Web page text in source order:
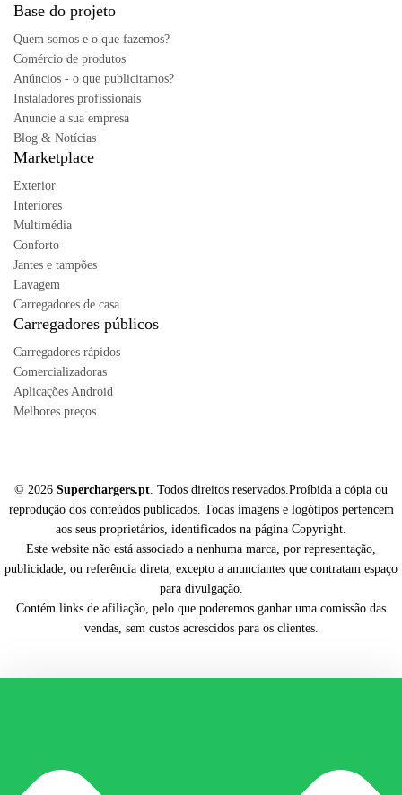
Base do projeto
Quem somos e o que fazemos?
Comércio de produtos
Anúncios - o que publicitamos?
Instaladores profissionais
Anuncie a sua empresa
Blog & Notícias
Marketplace
Exterior
Interiores
Multimédia
Conforto
Jantes e tampões
Lavagem
Carregadores de casa
Carregadores públicos
Carregadores rápidos
Comercializadoras
Aplicações Android
Melhores preços
© 2026 Superchargers.pt . Todos direitos reservados.Proíbida a cópia ou
reprodução dos conteúdos publicados. Todas imagens e logótipos pertencem
aos seus proprietários, identificados na página Copyright.
Este website não está associado a nenhuma marca, por representação,
publicidade, ou referência direta, excepto a anunciantes que contratam espaço
para divulgação.
Contém links de afiliação, pelo que poderemos ganhar uma comissão das
vendas, sem custos acrescidos para os clientes.